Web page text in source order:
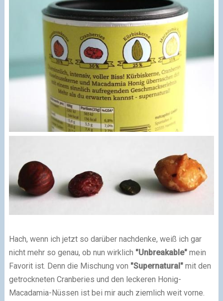
Hach, wenn ich jetzt so darüber nachdenke, weiß ich gar
nicht mehr so genau, ob nun wirklich "Unbreakable"mein
Favorit ist. Denn die Mischung von "Supernatural"mit den
getrockneten Cranberies und den leckeren Honig-
Macadamia-Nüssen ist bei mir auch ziemlich weit vorne.